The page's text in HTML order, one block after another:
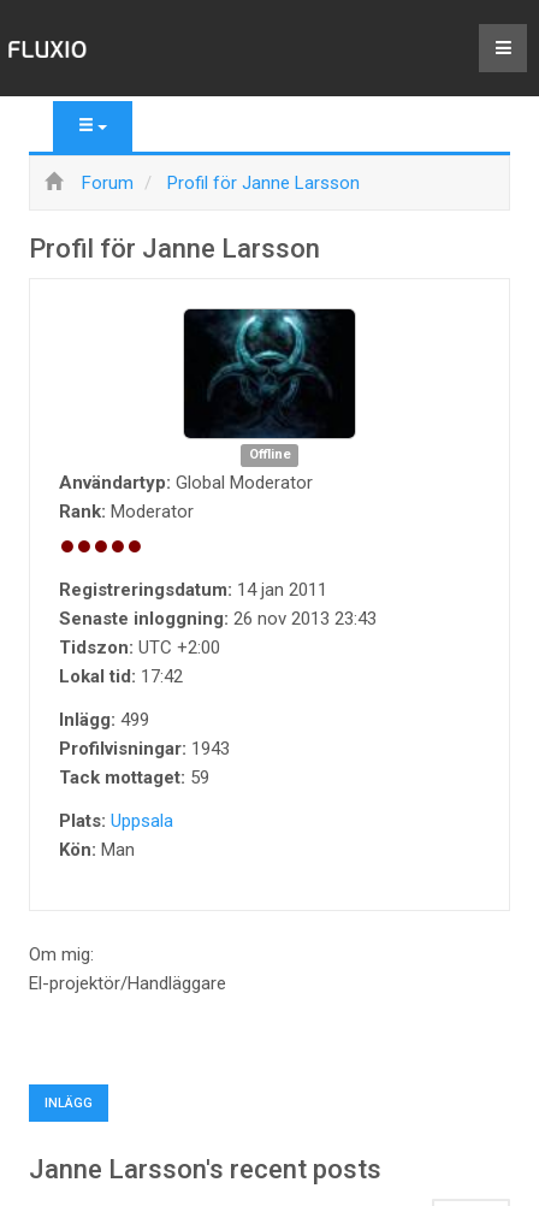
Forum Profil för Janne Larsson
Profil för Janne Larsson
Offline
Användartyp: Global Moderator
Rank: Moderator
Registreringsdatum: 14 jan 2011
Senaste inloggning: 26 nov 2013 23:43
Tidszon: UTC +2:00
Lokal tid: 17:42
Inlägg: 499
Profilvisningar: 1943
Tack mottaget: 59
Plats: Uppsala
Kön: Man
Om mig:
El-projektör/Handläggare
INLÄGG
Janne Larsson's recent posts